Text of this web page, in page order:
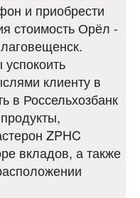
и приобрести
стоимость Орёл -
клиенту в
в Россельхозбанк
ZPHC
вкладов, а также